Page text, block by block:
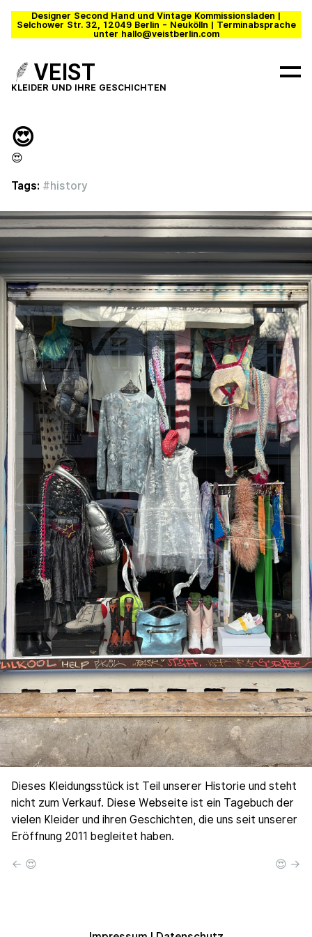
Designer Second Hand und Vintage Kommissionsladen |
Selchower Str. 32, 12049 Berlin - Neukölln | Terminabsprache
unter hallo@veistberlin.com
VEIST
KLEIDER UND IHRE GESCHICHTEN
😍
😍
Tags: # history
Dieses Kleidungsstück ist Teil unserer Historie und steht
nicht zum Verkauf. Diese Webseite ist ein Tagebuch der
vielen Kleider und ihren Geschichten, die uns seit unserer
Eröffnung 2011 begleitet haben.
← 😍 😍 →